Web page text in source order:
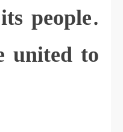
people.
united to